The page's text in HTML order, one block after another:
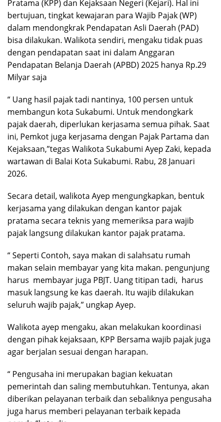
Pratama (KPP) dan Kejaksaan Negeri (Kejari). Hal ini
bertujuan, tingkat kewajaran para Wajib Pajak (WP)
dalam mendongkrak Pendapatan Asli Daerah (PAD)
bisa dilakukan. Walikota sendiri, mengaku tidak puas
dengan pendapatan saat ini dalam Anggaran
Pendapatan Belanja Daerah (APBD) 2025 hanya Rp.29
Milyar saja
“ Uang hasil pajak tadi nantinya, 100 persen untuk
membangun kota Sukabumi. Untuk mendongkark
pajak daerah, diperlukan kerjasama semua pihak. Saat
ini, Pemkot juga kerjasama dengan Pajak Partama dan
Kejaksaan,”tegas Walikota Sukabumi Ayep Zaki, kepada
wartawan di Balai Kota Sukabumi. Rabu, 28 Januari
2026.
Secara detail, walikota Ayep mengungkapkan, bentuk
kerjasama yang dilakukan dengan kantor pajak
pratama secara teknis yang memeriksa para wajib
pajak langsung dilakukan kantor pajak pratama.
“ Seperti Contoh, saya makan di salahsatu rumah
makan selain membayar yang kita makan. pengunjung
harus membayar juga PBJT. Uang titipan tadi, harus
masuk langsung ke kas daerah. Itu wajib dilakukan
seluruh wajib pajak,” ungkap Ayep.
Walikota ayep mengaku, akan melakukan koordinasi
dengan pihak kejaksaan, KPP Bersama wajib pajak juga
agar berjalan sesuai dengan harapan.
“ Pengusaha ini merupakan bagian kekuatan
pemerintah dan saling membutuhkan. Tentunya, akan
diberikan pelayanan terbaik dan sebaliknya pengusaha
juga harus memberi pelayanan terbaik kepada